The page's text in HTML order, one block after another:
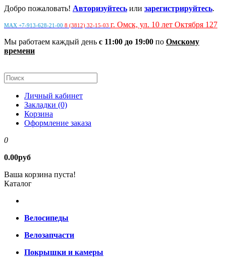
Добро пожаловать! Авторизуйтесь или зарегистрируйтесь.
MAX +7-913-628-21-00 8 (3812) 32-15-03 г. Омск, ул. 10 лет Октября 127
Мы работаем каждый день с 11:00 до 19:00 по Омскому
времени
Личный кабинет
Закладки (0)
Корзина
Оформление заказа
0
0.00руб
Ваша корзина пуста!
Каталог
Велосипеды
Велозапчасти
Покрышки и камеры